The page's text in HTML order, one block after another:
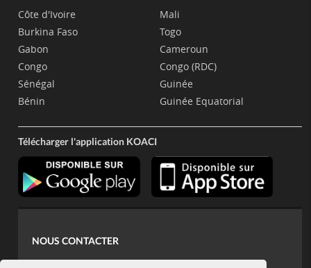
Côte d'Ivoire
Burkina Faso
Gabon
Congo
Sénégal
Bénin
Mali
Togo
Cameroun
Congo (RDC)
Guinée
Guinée Equatorial
Télécharger l'application KOACI
NOUS CONTACTER